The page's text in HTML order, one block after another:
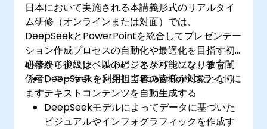
日本において実施される本講義形式のリアルタイ
ム研修（オンラインまたは対面）では、
DeepSeekとPowerPointを統合してプレゼンテー
ション作成プロセスの自動化や最適化を目指す初
心者から中級レベルのビジネスパーソン、教育関
係者、マーケティング担当者の皆様が対象となり
ます。
研修終了後には、以下のことが可能になります：
DeepSeekを利用してPowerPointスライドに
テキストコンテンツを自動生成する
DeepSeekモデルによってデータに基づいた
ビジュアルやインフォグラフィックを作成す